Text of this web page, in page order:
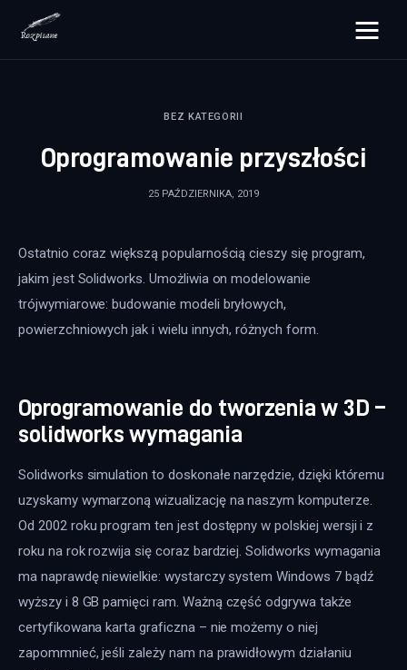
rozpisane.pl
Zdrowie
Dom i ogród
Więcej
BEZ KATEGORII
Oprogramowanie przyszłości
25 PAŹDZIERNIKA, 2019
Ostatnio coraz większą popularnością cieszy się program,
jakim jest Solidworks. Umożliwia on modelowanie
trójwymiarowe: budowanie modeli bryłowych,
powierzchniowych jak i wielu innych, różnych form.
Oprogramowanie do tworzenia w 3D –
solidworks wymagania
Solidworks simulation to doskonałe narzędzie, dzięki któremu
uzyskamy wymarzoną wizualizację na naszym komputerze.
Od 2002 roku program ten jest dostępny w polskiej wersji i z
roku na rok rozwija się coraz bardziej. Solidworks wymagania
ma naprawdę niewielkie: wystarczy system Windows 7 bądź
wyższy i 8 GB pamięci ram. Ważną część odgrywa także
certyfikowana karta graficzna – nie możemy o niej
zapommnieć, jeśli zależy nam na prawidłowym działaniu